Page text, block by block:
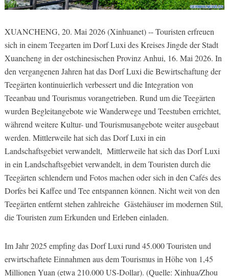
XUANCHENG, 20. Mai 2026 (Xinhuanet) -- Touristen erfreuen
sich in einem Teegarten im Dorf Luxi des Kreises Jingde der Stadt
Xuancheng in der ostchinesischen Provinz Anhui, 16. Mai 2026. In
den vergangenen Jahren hat das Dorf Luxi die Bewirtschaftung der
Teegärten kontinuierlich verbessert und die Integration von
Teeanbau und Tourismus vorangetrieben. Rund um die Teegärten
wurden Begleitangebote wie Wanderwege und Teestuben errichtet,
während weitere Kultur- und Tourismusangebote weiter ausgebaut
werden. Mittlerweile hat sich das Dorf Luxi in ein
Landschaftsgebiet verwandelt, Mittlerweile hat sich das Dorf Luxi
in ein Landschaftsgebiet verwandelt, in dem Touristen durch die
Teegärten schlendern und Fotos machen oder sich in den Cafés des
Dorfes bei Kaffee und Tee entspannen können. Nicht weit von den
Teegärten entfernt stehen zahlreiche Gästehäuser im modernen Stil,
die Touristen zum Erkunden und Erleben einladen.
Im Jahr 2025 empfing das Dorf Luxi rund 45.000 Touristen und
erwirtschaftete Einnahmen aus dem Tourismus in Höhe von 1,45
Millionen Yuan (etwa 210.000 US-Dollar). (Quelle: Xinhua/Zhou